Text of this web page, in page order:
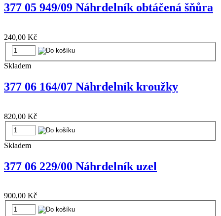
377 05 949/09 Náhrdelník obtáčená šňůra
240,00 Kč
Skladem
377 06 164/07 Náhrdelník kroužky
820,00 Kč
Skladem
377 06 229/00 Náhrdelník uzel
900,00 Kč